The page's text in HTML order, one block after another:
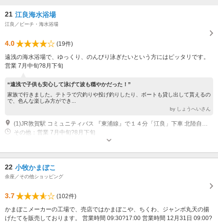
21 江良海水浴場
江良／ビーチ・海水浴場
4.0
(19件)
遠浅の海水浴場で、ゆっくり、のんびり泳ぎたいという方にはピッタリです。
営業 7月中旬?8月下旬
“遠浅で子供も安心して泳げて波も穏やかだった！”
家族で行きました。テトラで穴釣りや投げ釣りしたり、ボートも貸し出して貰えるの
で、色んな楽しみ方ができ...
by しょうへいさん
その他：営業 7月中旬?8月下旬
22 小牧かまぼこ
余座／その他ショッピング
3.7
(102件)
かまぼこメーカーの工場で、売店ではかまぼこや、ちくわ、ジャンボ丸天の揚
げたてを販売しております。 営業時間 09:30?17:00 営業時間 12月31日 09:00?